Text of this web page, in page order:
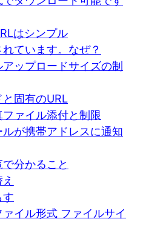
はシンプル
ています。なぜ？
ップロードサイズの制
固有のURL
ァイル添付と制限
が携帯アドレスに通知
分かること
す
イル形式 ファイルサイ